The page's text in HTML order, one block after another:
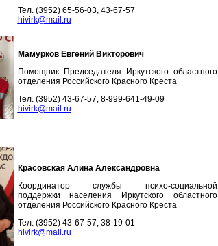
Тел. (3952) 65-56-03, 43-67-57
hivirk@mail.ru
Мамурков Евгений Викторович
Помощник Председателя Иркутского областного
отделения Российского Красного Креста
Тел. (3952) 43-67-57, 8-999-641-49-09
hivirk@mail.ru
Красовская Алина Александровна
Координатор службы психо-социальной
поддержки населения Иркутского областного
отделения Российского Красного Креста
Тел. (3952) 43-67-57, 38-19-01
hivirk@mail.ru